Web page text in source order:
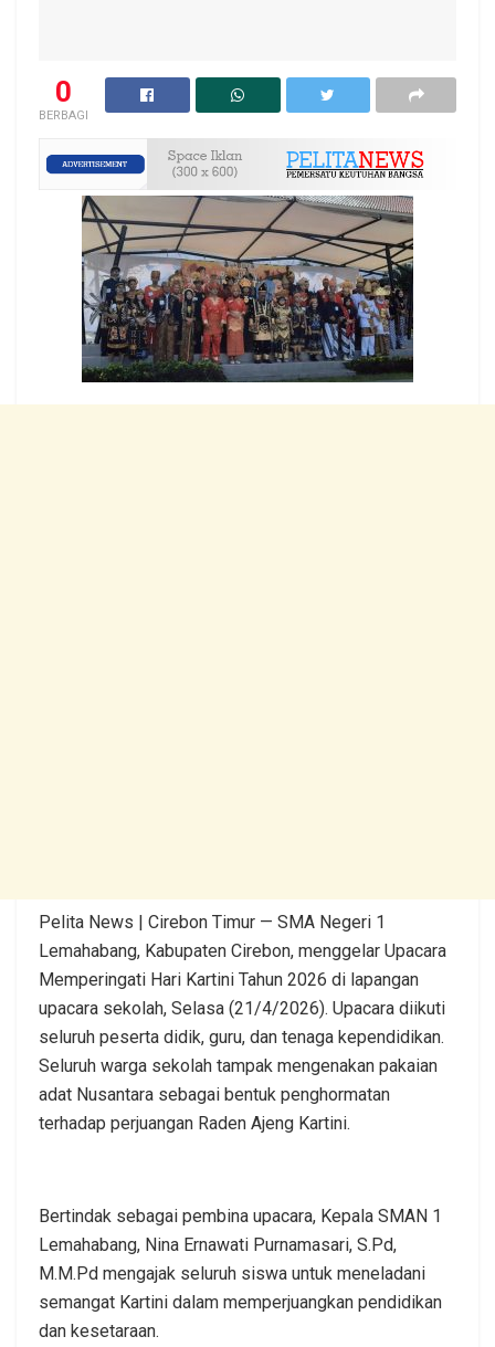
0
BERBAGI
Pelita News | Cirebon Timur — SMA Negeri 1
Lemahabang, Kabupaten Cirebon, menggelar Upacara
Memperingati Hari Kartini Tahun 2026 di lapangan
upacara sekolah, Selasa (21/4/2026). Upacara diikuti
seluruh peserta didik, guru, dan tenaga kependidikan.
Seluruh warga sekolah tampak mengenakan pakaian
adat Nusantara sebagai bentuk penghormatan
terhadap perjuangan Raden Ajeng Kartini.
Bertindak sebagai pembina upacara, Kepala SMAN 1
Lemahabang, Nina Ernawati Purnamasari, S.Pd,
M.M.Pd mengajak seluruh siswa untuk meneladani
semangat Kartini dalam memperjuangkan pendidikan
dan kesetaraan.